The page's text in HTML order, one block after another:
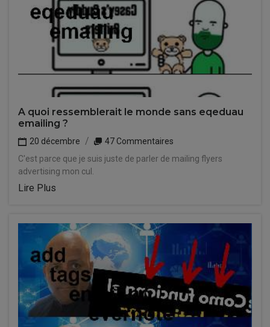
A quoi ressemblerait le monde sans eqeduau
emailing ?
20 décembre
47 Commentaires
C'est parce que je suis juste de parler de mailing flyers
advertising mon cul.
Lire Plus